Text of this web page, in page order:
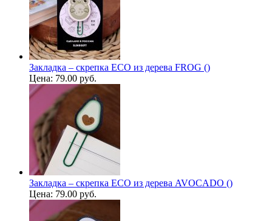
Закладка – скрепка ECO из дерева FROG ()
Цена: 79.00 руб.
Закладка – скрепка ECO из дерева AVOCADO ()
Цена: 79.00 руб.